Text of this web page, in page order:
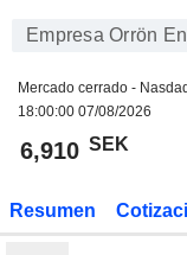
Empresa Orrön
Mercado cerrado -
18:00:00 07/08/2026
6,910 SEK
Resumen